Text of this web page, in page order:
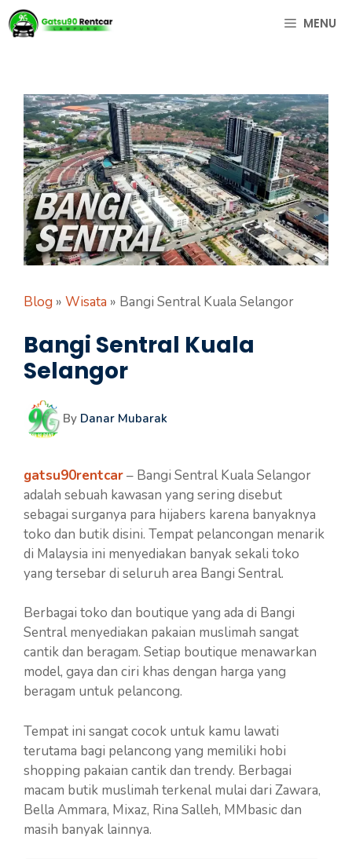
Langsung
ke
MENU
Blog » Wisata » Bangi Sentral Kuala Selangor
Bangi Sentral Kuala
Selangor
By Danar Mubarak
gatsu90rentcar– Bangi Sentral Kuala Selangor
adalah sebuah kawasan yang sering disebut
sebagai surganya para hijabers karena banyaknya
toko dan butik disini. Tempat pelancongan menarik
di Malaysia ini menyediakan banyak sekali toko
yang tersebar di seluruh area Bangi Sentral.
Berbagai toko dan boutique yang ada di Bangi
Sentral menyediakan pakaian muslimah sangat
cantik dan beragam. Setiap boutique menawarkan
model, gaya dan ciri khas dengan harga yang
beragam untuk pelancong.
Tempat ini sangat cocok untuk kamu lawati
terutama bagi pelancong yang memiliki hobi
shopping pakaian cantik dan trendy. Berbagai
macam butik muslimah terkenal mulai dari Zawara,
Bella Ammara, Mixaz, Rina Salleh, MMbasic dan
masih banyak lainnya.